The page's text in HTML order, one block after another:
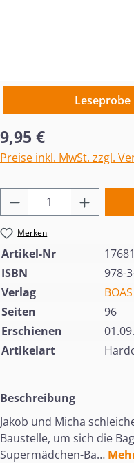
Regulärer Preis:
9,95 €
Preise inkl. MwSt. zzgl.
Produkt Anzahl:
Merken
Artikel-Nr
ISBN
978-
Verlag
Seiten
96
Erschienen
Artikelart
Beschreibung
Jakob und Micha
Baustelle, um sich die
Supermädchen-Ba…